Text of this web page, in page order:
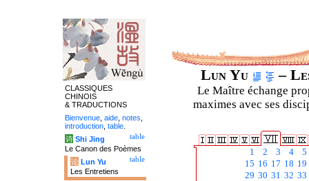
Lun Yu –
Le Maître échange
maximes avec ses
1 2 3 4
5
15 16 17 18 19
29 30 31 32 33
CLASSIQUES
CHINOIS
& TRADUCTIONS
Bienvenue aide notes
introduction table
table
诗 Shi Jing
Le Canon des Poèmes
table
论 Lun Yu
Les Entretiens